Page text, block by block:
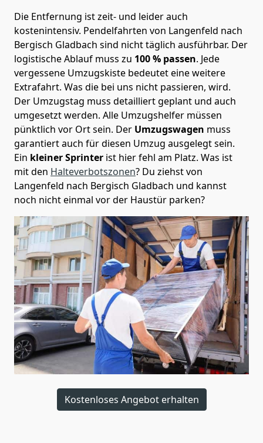
Die Entfernung ist zeit- und leider auch
kostenintensiv. Pendelfahrten von Langenfeld nach
Bergisch Gladbach sind nicht täglich ausführbar. Der
logistische Ablauf muss zu 100 % passen. Jede
vergessene Umzugskiste bedeutet eine weitere
Extrafahrt. Was die bei uns nicht passieren, wird.
Der Umzugstag muss detailliert geplant und auch
umgesetzt werden. Alle Umzugshelfer müssen
pünktlich vor Ort sein. Der Umzugswagen muss
garantiert auch für diesen Umzug ausgelegt sein.
Ein kleiner Sprinter ist hier fehl am Platz. Was ist
mit den Halteverbotszonen? Du ziehst von
Langenfeld nach Bergisch Gladbach und kannst
noch nicht einmal vor der Haustür parken?
Kostenloses Angebot erhalten